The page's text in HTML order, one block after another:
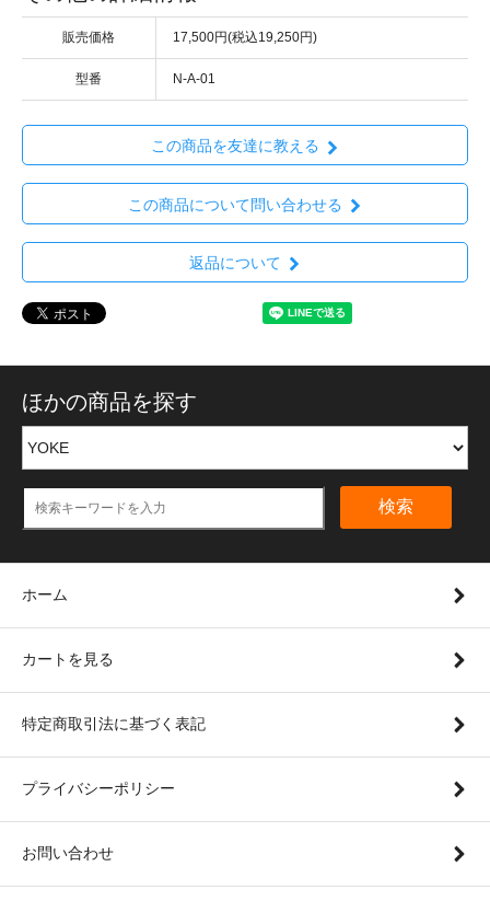
販売価格 17,500円(税込19,250円)
型番 N-A-01
この商品を友達に教える
この商品について問い合わせる
返品について
ほかの商品を探す
検索
ホーム
カートを見る
特定商取引法に基づく表記
プライバシーポリシー
お問い合わせ